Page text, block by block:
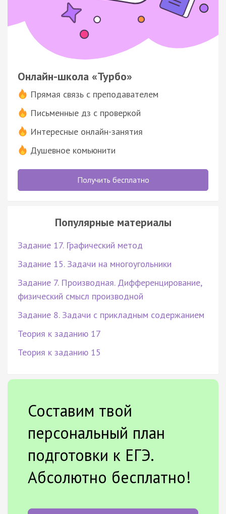
Онлайн-школа «Турбо»
Прямая связь с преподавателем
Письменные дз с проверкой
Интересные онлайн-занятия
Душевное комьюнити
Получить бесплатно
Популярные материалы
Задание 17. Графический метод
Задание 15. Задачи на многоугольники
Задание 7. Производная. Дифференцирование,
физический смысл производной
Задание 8. Задачи с прикладным содержанием
Теория к заданию 17
Теория к заданию 15
Составим твой
персональный план
подготовки к ЕГЭ.
Абсолютно бесплатно!